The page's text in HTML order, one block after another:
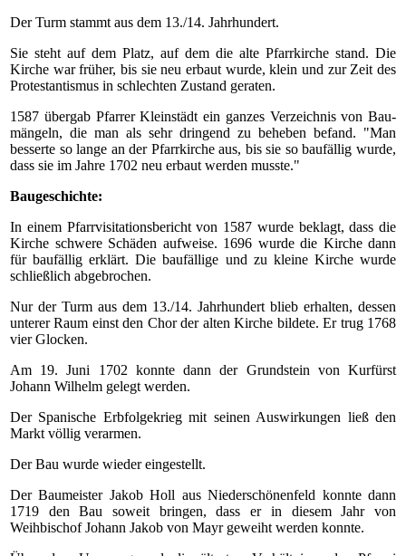
Der Turm stammt aus dem 13./14. Jahrhundert.
Sie steht auf dem Platz, auf dem die alte Pfarrkirche stand. Die
Kirche war früher, bis sie neu erbaut wurde, klein und zur Zeit des
Protestan­tismus in schlechten Zustand geraten.
1587 übergab Pfarrer Kleinstädt ein ganzes Verzeichnis von Bau­
mängeln, die man als sehr dringend zu beheben befand. "Man
besserte so lange an der Pfarrkirche aus, bis sie so baufällig wurde,
dass sie im Jahre 1702 neu erbaut werden musste."
Baugeschichte:
In einem Pfarrvisitationsbericht von 1587 wurde beklagt, dass die
Kirche schwere Schäden aufweise. 1696 wurde die Kirche dann
für baufällig erklärt. Die baufällige und zu kleine Kirche wurde
schließlich abgebrochen.
Nur der Turm aus dem 13./14. Jahrhundert blieb erhalten, dessen
unterer Raum einst den Chor der alten Kirche bildete. Er trug 1768
vier Glocken.
Am 19. Juni 1702 konnte dann der Grundstein von Kurfürst
Johann Wilhelm gelegt werden.
Der Spanische Erbfolgekrieg mit seinen Auswirkungen ließ den
Markt völlig verarmen.
Der Bau wurde wieder eingestellt.
Der Baumeister Jakob Holl aus Niederschönenfeld konnte dann
1719 den Bau soweit bringen, dass er in diesem Jahr von
Weihbischof Johann Jakob von Mayr geweiht werden konnte.